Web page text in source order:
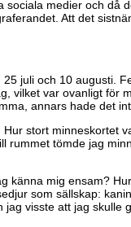
medier och då
Att det
25 juli och 10 augusti.
vilket var ovanligt för
annars hade det
stort minneskortet
rummet tömde jag
känna mig ensam?
som sällskap:
visste att jag skulle